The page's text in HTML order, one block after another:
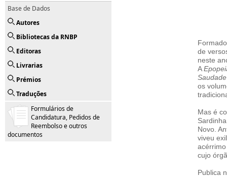
Base de Dados
Autores
Bibliotecas da RNBP
Editoras
Livrarias
Prémios
Traduções
Formulários de
Candidatura, Pedidos de
Reembolso e outros
documentos
de
neste
A
os
Mas é
Novo.
viveu
cujo
Publica